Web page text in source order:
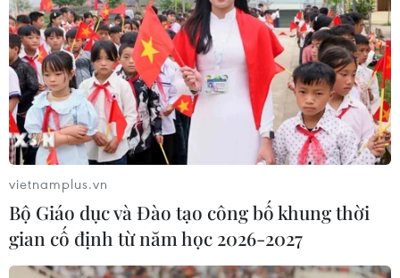
Đẩy nhanh quá trình số hóa di sản kiến
trúc và nghệ thuật Phật giáo
15/04/2023 09:39
Nhiều ngôi chùa với những nét đẹp kiến trúc truyền
thống đang dần bị tác động, mai một bởi sự cải tạo, cơi
nới không phù hợp, thậm chí là gây phản cảm, giảm
vietnamplus.vn
Bộ Giáo dục và Đào tạo công bố khung thời
gian cố định từ năm học 2026-2027